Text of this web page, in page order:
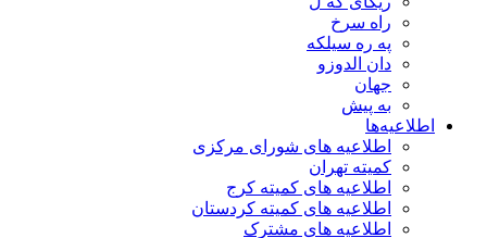
راه سرخ
په ره سیلکه
دان الدوزو
جهان
به پیش
اطلاعیه‌ها
اطلاعیه های شورای مرکزی
کمیته تهران
اطلاعیه های کمیته کرج
اطلاعیه های کمیته کردستان
اطلاعیه های مشترک